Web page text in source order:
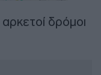
αρκετοί δρόμοι